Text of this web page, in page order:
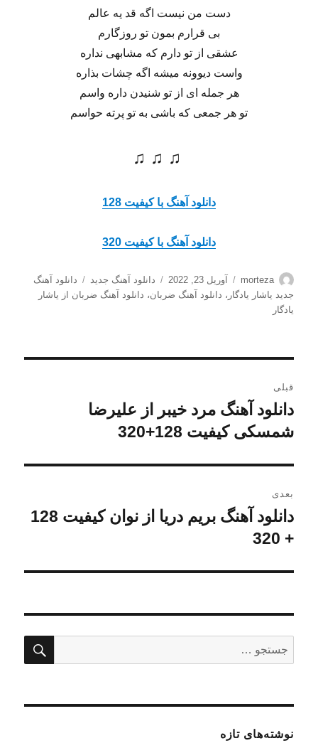
دست من نیست اگه قد یه عالم
بی قرارم بمون تو روزگارم
عشقی از تو دارم که مشابهی نداره
واست دیوونه میشه اگه چشات بذاره
هر جمله ای از تو شنیدن داره واسم
تو هر جمعی که باشی به تو پرته حواسم
♫ ♫ ♫
دانلود آهنگ با کیفیت 128
دانلود آهنگ با کیفیت 320
نویسنده
morteza
ارسال
شده
آوریل 23, 2022 دسته‌ها
دانلود آهنگ جدید برچسب‌ها
دانلود آهنگ
جدید یاشار یادگار ، دانلود آهنگ ضربان، دانلود آهنگ ضربان از یاشار
یادگار
نوشته
قبلی
نوشته
قبلی:
دانلود آهنگ مرد خیبر از علیرضا
شمسکی کیفیت 128+320
بعدی
نوشته
بعدی:
دانلود آهنگ بریم دریا از نوان کیفیت 128
+ 320
برای:
نوشته‌های تازه